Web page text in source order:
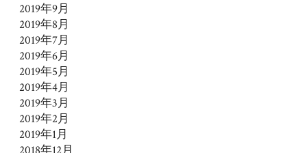
2019年9月
2019年8月
2019年7月
2019年6月
2019年5月
2019年4月
2019年3月
2019年2月
2019年1月